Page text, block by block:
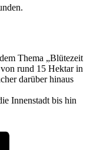
Thema „Blütezeit
rund 15 Hektar in
darüber hinaus
Innenstadt bis hin